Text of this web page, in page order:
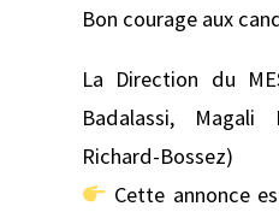
Bon courage aux
La Direction du
Badalassi,
Richard-Bossez)
Cette annonce